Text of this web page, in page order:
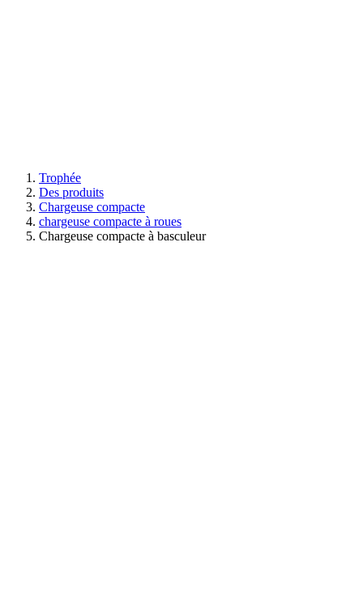
Trophée
Des produits
Chargeuse compacte
chargeuse compacte à roues
Chargeuse compacte à basculeur